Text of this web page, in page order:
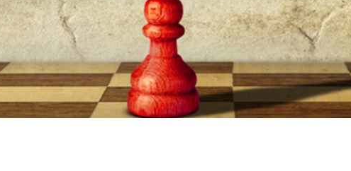
GENTI E LUOGHI
LE MANI D’ORO
CAFFÈ LETTERARI